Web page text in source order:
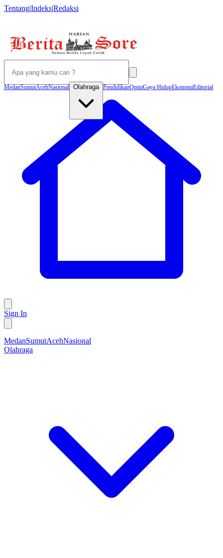
Tentang|Indeks|Redaksi
MedanSumutAcehNasional Olahraga PendidikanOpiniGaya HidupEkonomiEditorial
Sign In
MedanSumutAcehNasional
Olahraga